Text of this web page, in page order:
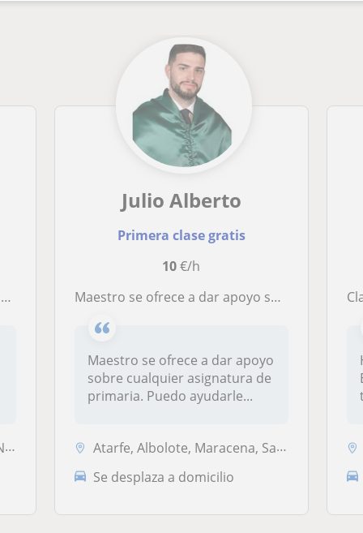
Julio Alberto
Primera clase gratis
10€/h
Maestro se ofrece a dar apoyo sobre cualquier asignatura de primaria. Puedo ayudarles en su desarrollo en las materias. Puedo adaptarme a cualquier horario. También puedo encargarme de los más pequeños con la realización de actividades y buscar su mayor d
Maestro se ofrece a dar apoyo
sobre cualquier asignatura de
primaria. Puedo ayudarle...
Atarfe, Albolote, Maracena, Santa Fe
Se desplaza a domicilio